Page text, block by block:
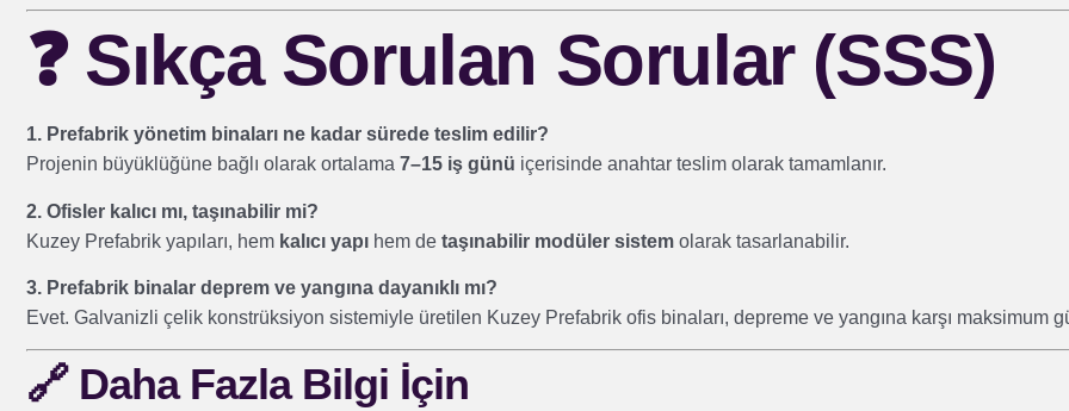
❓ Sıkça Sorulan Sorular (SSS)
1. Prefabrik yönetim binaları ne kadar sürede teslim edilir?
Projenin büyüklüğüne bağlı olarak ortalama 7–15 iş günü içerisinde anahtar teslim olarak tamamlanır.
2. Ofisler kalıcı mı, taşınabilir mi?
Kuzey Prefabrik yapıları, hem kalıcı yapı hem de taşınabilir modüler sistem olarak tasarlanabilir.
3. Prefabrik binalar deprem ve yangına dayanıklı mı?
Evet. Galvanizli çelik konstrüksiyon sistemiyle üretilen Kuzey Prefabrik ofis binaları, depreme ve yangına karşı maksimum
🔗 Daha Fazla Bilgi İçin